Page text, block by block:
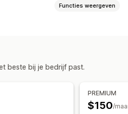
Functies weergeven
producten
beste bij je bedrijf past.
PREMIUM
$150/